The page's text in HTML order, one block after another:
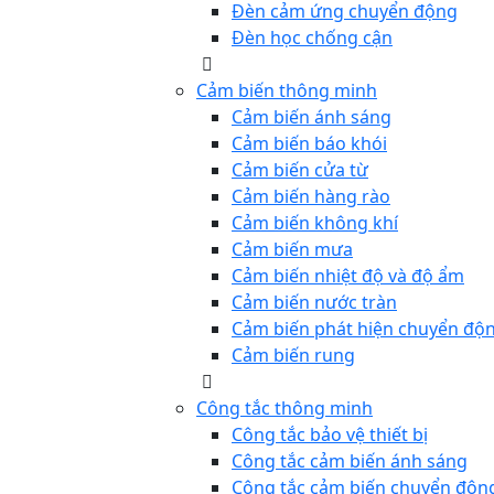
Đèn cảm ứng chuyển động
Đèn học chống cận
Cảm biến thông minh
Cảm biến ánh sáng
Cảm biến báo khói
Cảm biến cửa từ
Cảm biến hàng rào
Cảm biến không khí
Cảm biến mưa
Cảm biến nhiệt độ và độ ẩm
Cảm biến nước tràn
Cảm biến phát hiện chuyển
Cảm biến rung
Công tắc thông minh
Công tắc bảo vệ thiết bị
Công tắc cảm biến ánh sáng
Công tắc cảm biến chuyển